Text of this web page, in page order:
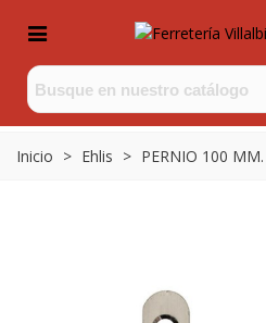
Inicio > Ehlis > PERNIO 100